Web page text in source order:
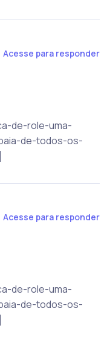
Acesse para responder
de-role-uma-
de-todos-os-
Acesse para responder
de-role-uma-
de-todos-os-